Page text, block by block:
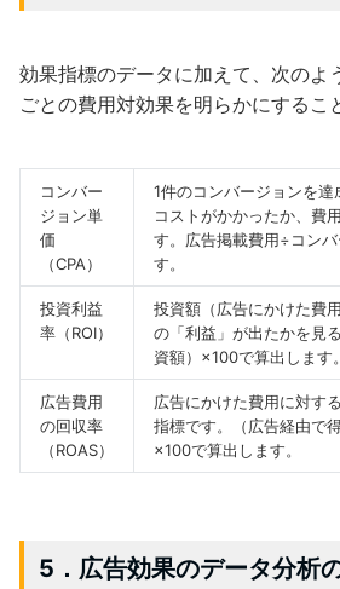
効果指標のデータに加えて、次のよ
ごとの費用対効果を明らかにするこ
コンバー
ジョン単
価
（CPA）
1件のコンバージョンを
コストがかかったか、費
す。広告掲載費用÷コン
す。
投資利益
率（ROI）
投資額（広告にかけた費
の「利益」が出たかを見
資額）×100で算出します。
広告費用
の回収率
（ROAS）
広告にかけた費用に対す
指標です。（広告経由で
×100で算出します。
5．広告効果のデータ分析